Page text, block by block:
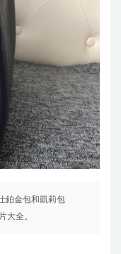
鉑金包和凱莉包
大全。